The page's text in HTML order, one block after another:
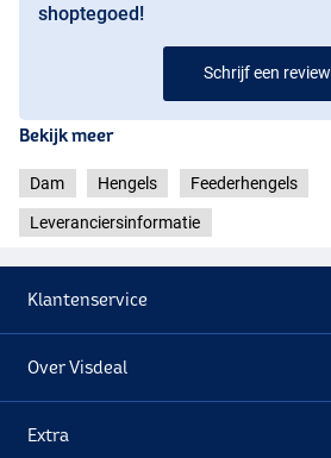
shoptegoed!
Schrijf een review
Bekijk meer
Dam Hengels Feederhengels
Leveranciersinformatie
Klantenservice
Over Visdeal
Extra